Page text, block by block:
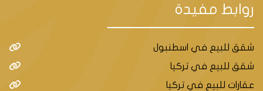
روابط مفيدة
شقق للبيع في اسطنبول
شقق للبيع في تركيا
عقارات للبيع في تركيا